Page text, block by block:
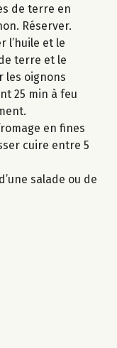
de terre en
Réserver.
l’huile et le
terre et le
les oignons
25 min à feu
en fines
cuire entre 5
salade ou de